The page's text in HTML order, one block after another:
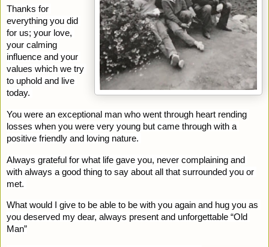
Thanks for
everything you did
for us; your love,
your calming
influence and your
values which we try
to uphold and live
today.
You were an exceptional man who went through heart rending
losses when you were very young but came through with a
positive friendly and loving nature.
Always grateful for what life gave you, never complaining and
with always a good thing to say about all that surrounded you or
met.
What would I give to be able to be with you again and hug you as
you deserved my dear, always present and unforgettable “Old
Man”